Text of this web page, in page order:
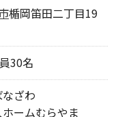
楯岡笛田二丁目19
30名
ざわ
ームむらやま